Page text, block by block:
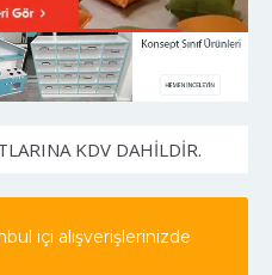
KDV DAHILDIR.
içi alışverişlerinizde